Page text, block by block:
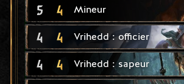
5 4 Mineur
4 4 Vrihedd : officier
4 4 Vrihedd : sapeur